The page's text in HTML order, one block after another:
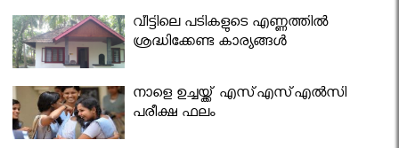
വീട്ടിലെ പടികളുടെ എണ്ണത്തിൽ
ശ്രദ്ധിക്കേണ്ട കാര്യങ്ങൾ
നാളെ ഉച്ചയ്ക്ക് എസ്എസ്എല്‍സി
പരീക്ഷ ഫലം